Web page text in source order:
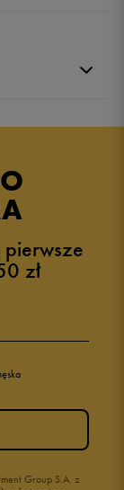
zł
Group S.A. z